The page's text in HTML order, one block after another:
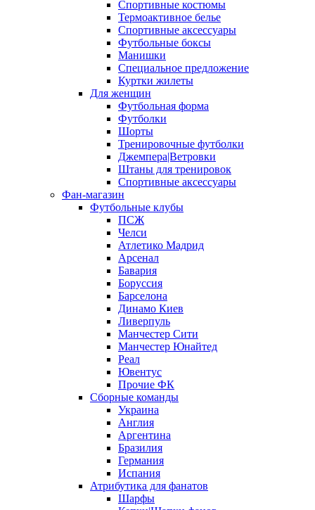
Спортивные костюмы
Термоактивное белье
Спортивные аксессуары
Футбольные боксы
Манишки
Специальное предложение
Куртки жилеты
Для женщин
Футбольная форма
Футболки
Шорты
Тренировочные футболки
Джемпера|Ветровки
Штаны для тренировок
Спортивные аксессуары
Фан-магазин
Футбольные клубы
ПСЖ
Челси
Атлетико Мадрид
Арсенал
Бавария
Боруссия
Барселона
Динамо Киев
Ливерпуль
Манчестер Сити
Манчестер Юнайтед
Реал
Ювентус
Прочие ФК
Сборные команды
Украина
Англия
Аргентина
Бразилия
Германия
Испания
Атрибутика для фанатов
Шарфы